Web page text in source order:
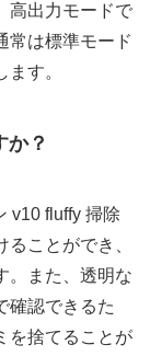
高出力モードで
常は標準モード
す。
か？
v10 fluffy 掃除
ことができ、
。また、透明な
確認できるた
を捨てることが